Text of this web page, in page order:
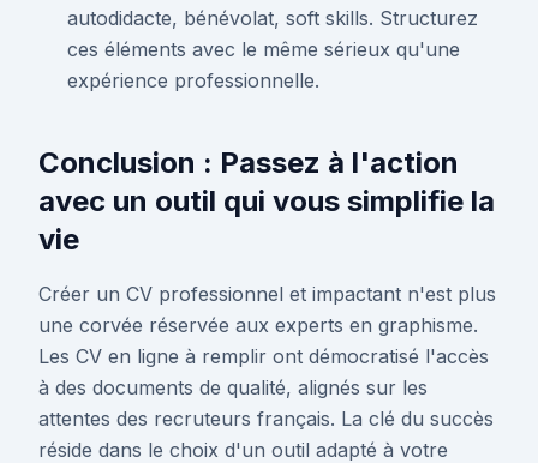
autodidacte, bénévolat, soft skills. Structurez
ces éléments avec le même sérieux qu'une
expérience professionnelle.
Conclusion : Passez à l'action
avec un outil qui vous simplifie la
vie
Créer un CV professionnel et impactant n'est plus
une corvée réservée aux experts en graphisme.
Les CV en ligne à remplir ont démocratisé l'accès
à des documents de qualité, alignés sur les
attentes des recruteurs français. La clé du succès
réside dans le choix d'un outil adapté à votre